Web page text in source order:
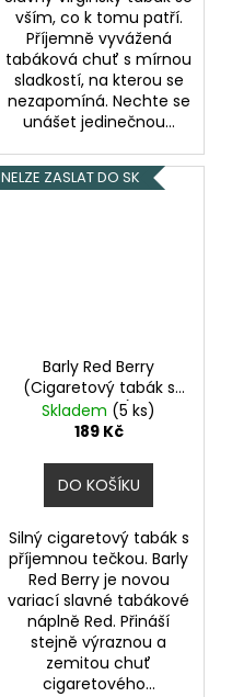
vším, co k tomu patří.
Příjemně vyvážená
tabáková chuť s mírnou
sladkostí, na kterou se
nezapomíná. Nechte se
unášet jedinečnou...
NELZE ZASLAT DO SK
Barly Red Berry
(Cigaretový tabák s
lesními plody) 10ml
10mg
Skladem (5 ks)
189 Kč
DO KOŠÍKU
Silný cigaretový tabák s
příjemnou tečkou. Barly
Red Berry je novou
variací slavné tabákové
náplně Red. Přináší
stejně výraznou a
zemitou chuť
cigaretového...